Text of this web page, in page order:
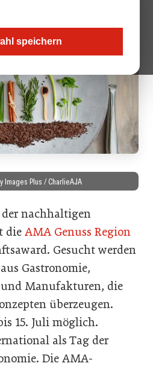
speichern
Images Plus / CharlieAJA
der nachhaltigen
die AMA Genuss Region
Gesucht werden
Gastronomie,
Manufakturen, die
überzeugen.
15. Juli möglich.
als Tag der
Die AMA-